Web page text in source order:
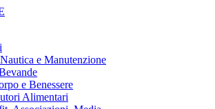
e Manutenzione
e Benessere
Alimentari